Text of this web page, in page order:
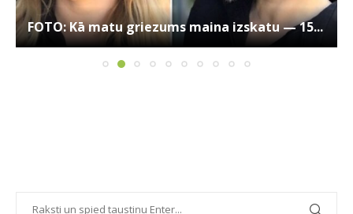
FOTO: Kā matu griezums maina izskatu — 15...